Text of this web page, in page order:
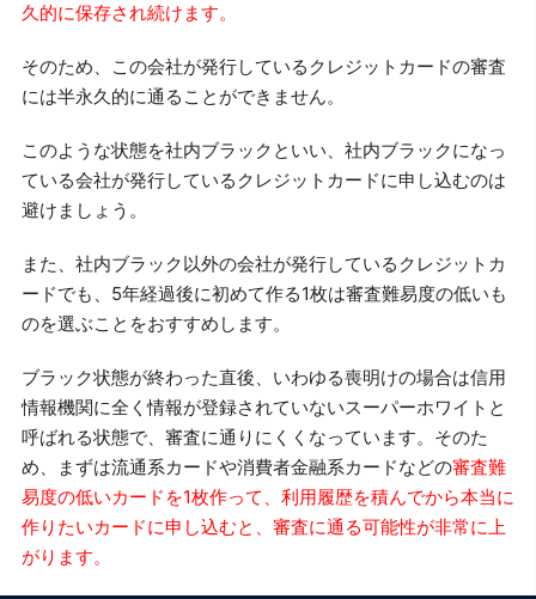
久的に保存され続けます。
そのため、この会社が発行しているクレジットカードの審査
には半永久的に通ることができません。
このような状態を社内ブラックといい、社内ブラックになっ
ている会社が発行しているクレジットカードに申し込むのは
避けましょう。
また、社内ブラック以外の会社が発行しているクレジットカ
ードでも、5年経過後に初めて作る1枚は審査難易度の低いも
のを選ぶことをおすすめします。
ブラック状態が終わった直後、いわゆる喪明けの場合は信用
情報機関に全く情報が登録されていないスーパーホワイトと
呼ばれる状態で、審査に通りにくくなっています。そのた
め、まずは流通系カードや消費者金融系カードなどの審査難
易度の低いカードを1枚作って、利用履歴を積んでから本当に
作りたいカードに申し込むと、審査に通る可能性が非常に上
がります。